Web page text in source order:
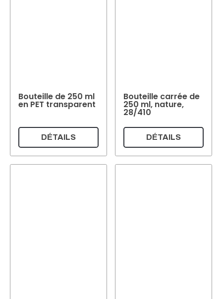
Bouteille de 250 ml
en PET transparent
DÉTAILS
Bouteille carrée de
250 ml, nature,
28/410
DÉTAILS